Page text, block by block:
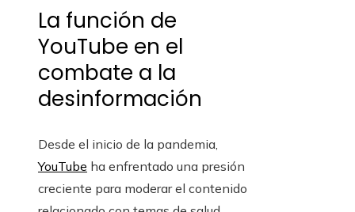
La función de
YouTube en el
combate a la
desinformación
Desde el inicio de la pandemia,
YouTube ha enfrentado una presión
creciente para moderar el contenido